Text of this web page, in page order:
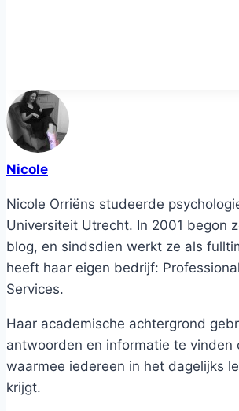
Nicole
Nicole Orriëns studeerde
Universiteit Utrecht. In 2001 begon
blog, en sindsdien werkt ze als
heeft haar eigen bedrijf:
Services.
Haar academische achtergrond
antwoorden en informatie te vinden
waarmee iedereen in het dagelijks
krijgt.